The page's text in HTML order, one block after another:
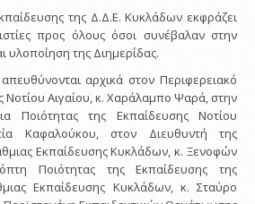
της Δ.Δ.Ε. Κυκλάδων εκφράζει
προς όλους όσοι συνέβαλαν στην
υλοποίηση της Διημερίδας.
απευθύνονται αρχικά στον Περιφερειακό
Νοτίου Αιγαίου, κ. Χαράλαμπο Ψαρά, στην
Ποιότητας της Εκπαίδευσης Νοτίου
Καφαλούκου, στον Διευθυντή της
Εκπαίδευσης Κυκλάδων, κ. Ξενοφών
Ποιότητας της Εκπαίδευσης της
Εκπαίδευσης Κυκλάδων, κ. Σταύρο